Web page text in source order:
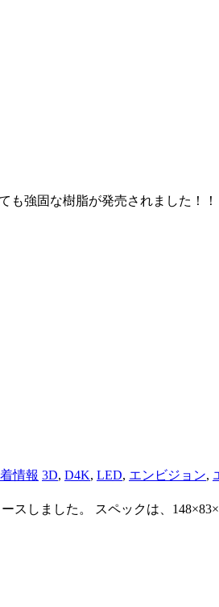
によりとても強固な樹脂が
情報 3D, D4K, LED, エンビジョン,
しました。 スペックは、